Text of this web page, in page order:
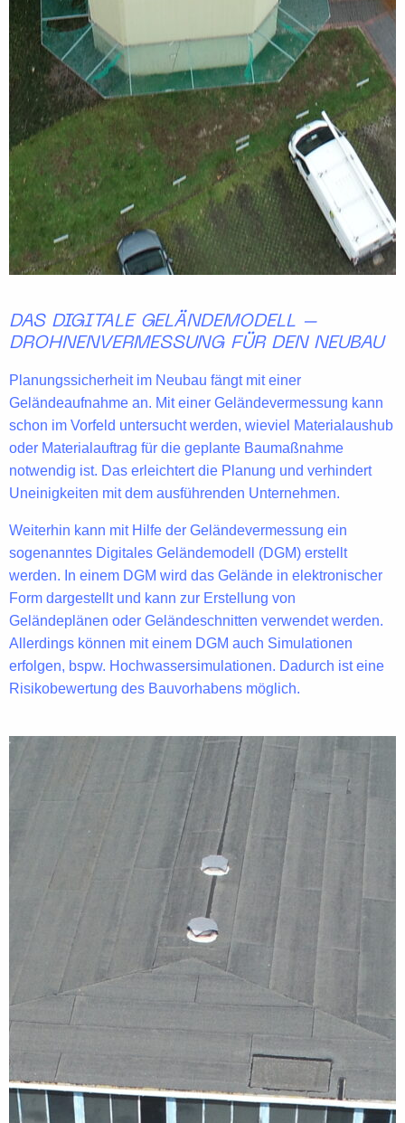
DAS DIGITALE GELÄNDEMODELL –
DROHNENVERMESSUNG FÜR DEN NEUBAU
Planungssicherheitim Neubau fängt mit einer
Geländeaufnahme an. Mit einer Geländevermessung kann
schon im Vorfeld untersucht werden, wieviel Materialaushub
oder Materialauftrag für die geplante Baumaßnahme
notwendig ist. Das erleichtert die Planung und verhindert
Uneinigkeiten mit dem ausführenden Unternehmen.
Weiterhin kann mit Hilfe der Geländevermessung ein
sogenanntes Digitales Geländemodell (DGM) erstellt
werden. In einem DGM wird das Gelände in elektronischer
Form dargestellt und kann zur Erstellung von
Geländeplänen oder Geländeschnitten verwendet werden.
Allerdings können mit einem DGM auch Simulationen
erfolgen, bspw. Hochwassersimulationen. Dadurch ist eine
Risikobewertung des Bauvorhabens möglich.